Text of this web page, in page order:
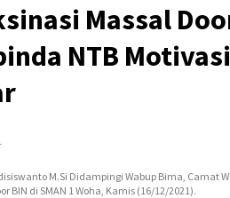
Massal
NTB
M.Si Didampingi Wabup Bima, Camat
BIN di SMAN 1 Woha, Kamis (16/12/2021).